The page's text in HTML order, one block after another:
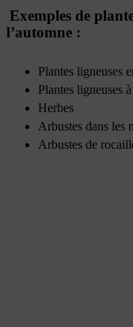
Exemples de
l’automne :
Plantes ligneuses
Plantes ligneuses
Herbes
Arbustes dans les
Arbustes de